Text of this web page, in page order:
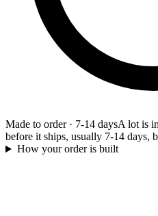
Made to order· 7-14 daysA lot is
before it ships, usually 7-14 days,
How your order is built